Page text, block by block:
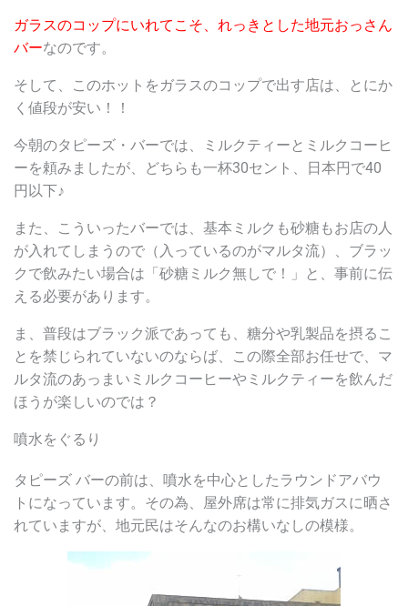
ガラスのコップにいれてこそ、れっきとした地元おっさん
バーなのです。
そして、このホットをガラスのコップで出す店は、とにか
く値段が安い！！
今朝のタピーズ・バーでは、ミルクティーとミルクコーヒ
ーを頼みましたが、どちらも一杯30セント、日本円で40
円以下♪
また、こういったバーでは、基本ミルクも砂糖もお店の人
が入れてしまうので（入っているのがマルタ流）、ブラッ
クで飲みたい場合は「砂糖ミルク無しで！」と、事前に伝
える必要があります。
ま、普段はブラック派であっても、糖分や乳製品を摂るこ
とを禁じられていないのならば、この際全部お任せで、マ
ルタ流のあっまいミルクコーヒーやミルクティーを飲んだ
ほうが楽しいのでは？
噴水をぐるり
タピーズ バーの前は、噴水を中心としたラウンドアバウ
トになっています。その為、屋外席は常に排気ガスに晒さ
れていますが、地元民はそんなのお構いなしの模様。